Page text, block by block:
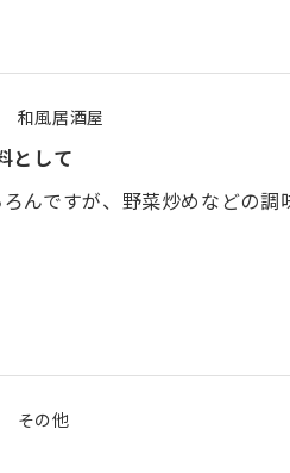
和風居酒屋
として
んですが、野菜炒めなどの調
その他